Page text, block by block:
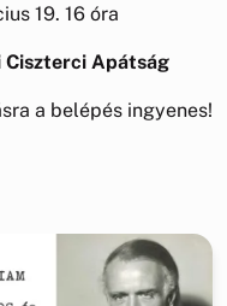
19. 16 óra
Ciszterci Apátság
a belépés ingyenes!